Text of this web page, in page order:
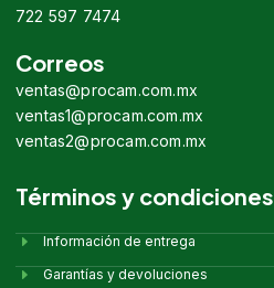
722 597 7474
Correos
ventas@procam.com.mx
ventas1@procam.com.mx
ventas2@procam.com.mx
Términos y condiciones
Información de entrega
Garantías y devoluciones